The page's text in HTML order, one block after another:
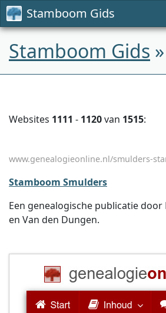
Stamboom Gids
Stamboom Gids »
Websites 1111 - 1120van 1515:
www.genealogieonline.nl/smulders-
Stamboom Smulders
Een genealogische publicatie door
en Van den Dungen.